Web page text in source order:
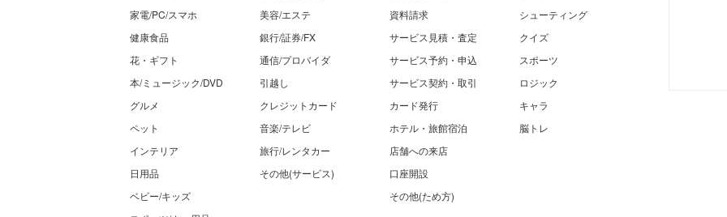
家電/PC/スマホ
健康食品
花・ギフト
本/ミュージック/DVD
グルメ
ペット
インテリア
日用品
ベビー/キッズ
美容/エステ
銀行/証券/FX
通信/プロバイダ
引越し
クレジットカード
音楽/テレビ
旅行/レンタカー
その他(サービス)
資料請求
サービス見積・査定
サービス予約・申込
サービス契約・取引
カード発行
ホテル・旅館宿泊
店舗への来店
口座開設
その他(ため方)
シューティング
クイズ
スポーツ
ロジック
キャラ
脳トレ